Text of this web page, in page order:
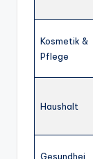
Kosmetik &
Pflege
Haushalt
Gesundhei